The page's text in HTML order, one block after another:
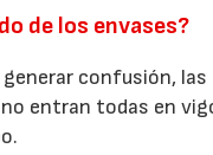
de los envases?
generar confusión, las
entran todas en